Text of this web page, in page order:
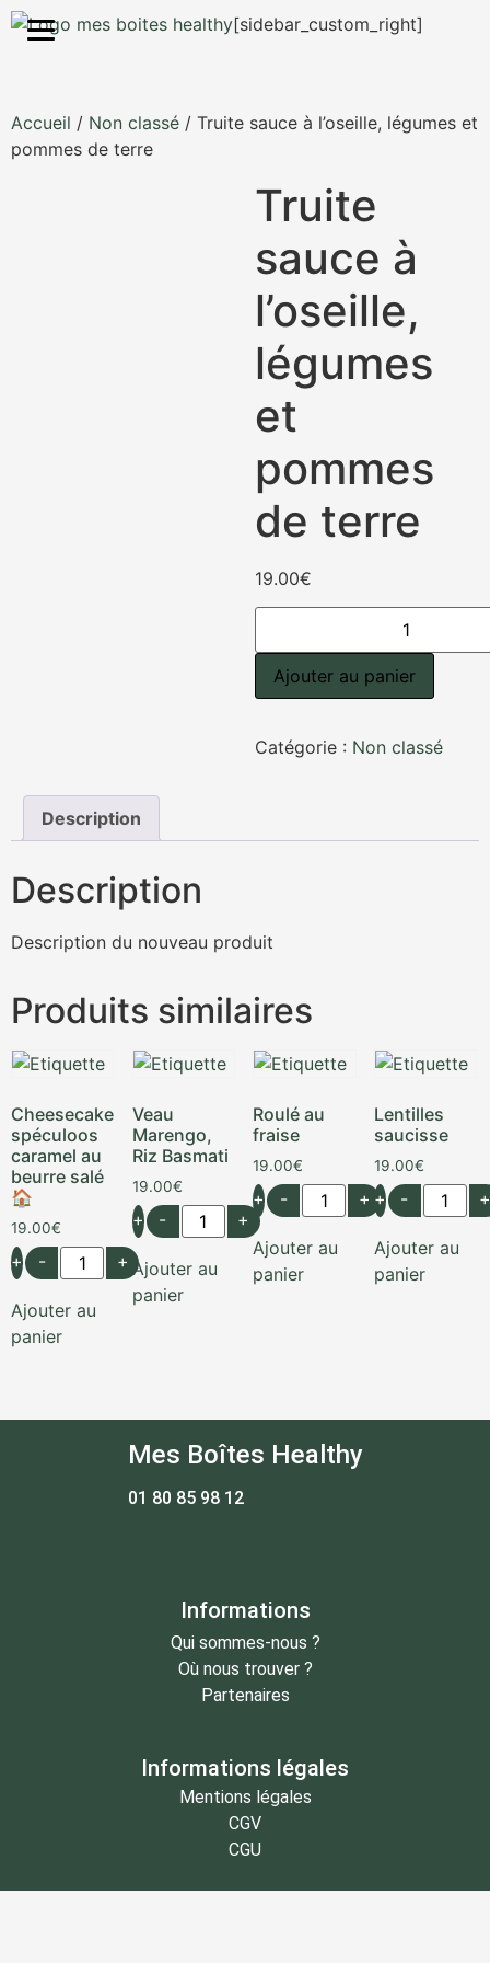
[sidebar_custom_right]
S'inscrire
Accueil / Non classé / Truite sauce à l’oseille, légumes et
pommes de terre
Truite
sauce à
l’oseille,
légumes
et
pommes
de terre
19.00€
Ajouter au panier
Catégorie : Non classé
Description
Description
Description du nouveau produit
Produits similaires
Cheesecake
spéculoos
caramel au
beurre salé
🏠
19.00€
+ - +
Ajouter au
panier
Veau
Marengo,
Riz Basmati
19.00€
+ - +
Ajouter au
panier
Roulé au
fraise
19.00€
+ - +
Ajouter au
panier
Lentilles
saucisse
19.00€
+ -
Ajouter au
panier
Mes Boîtes Healthy
01 80 85 98 12
Informations
Qui sommes-nous ?
Où nous trouver ?
Partenaires
Informations légales
Mentions légales
CGV
CGU